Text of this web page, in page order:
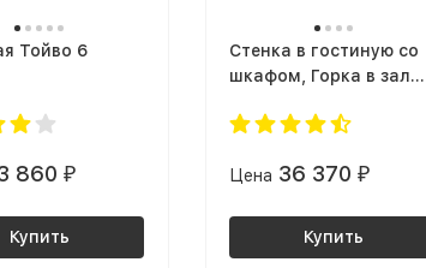
Тойво 6
860 ₽
Купить
Стенка в гостиную со
шкафом, Горка в зал
ЛДСП дуб крафт серый
Цена 36 370 ₽
Купить